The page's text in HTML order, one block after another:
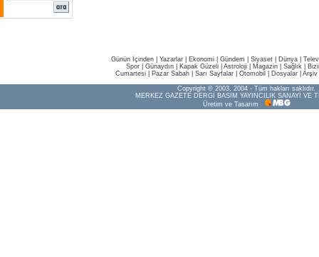
Günün İçinden Yazarlar Ekonomi Gündem Siyaset Dünya |
Spor
Günaydın Kapak Güzeli Astroloji Magazin Sağlık
Cumartesi
Pazar Sabah Sarı Sayfalar Otomobil Dosyalar Arşiv
Copyright © 2003, 2004 - Tüm hakları saklıdır.
MERKEZ GAZETE DERGİ BASIM YAYINCILIK SANAYİ VE
Üretim ve Tasarım